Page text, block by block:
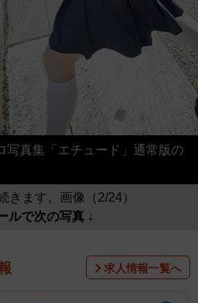
写真集「エチュード」通常版の
きます。画像（2/24）
ルで次の写真 ↓
求人情報一覧へ